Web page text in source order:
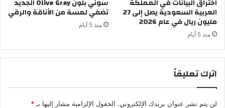
اختراق البيانات في المملكة
العربية السعودية يصل إلى 27
مليون ريال في عام 2026
منذ 5 أيام
سوني بلون Olive Gray الجديد
تضفي لمسة من الأناقة والرقي
منذ 5 أيام
اترك تعليقاً
لن يتم نشر عنوان بريدك الإلكتروني. الحقول الإلزامية مشار إليها بـ *